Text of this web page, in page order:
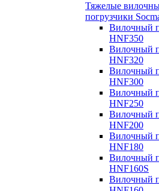
Тяжелые
погрузчики
Вилочный
HNF350
Вилочный
HNF320
Вилочный
HNF300
Вилочный
HNF250
Вилочный
HNF200
Вилочный
HNF180
Вилочный
HNF160S
Вилочный